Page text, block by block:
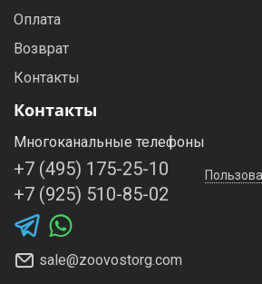
Оплата
Возврат
Контакты
Контакты
Многоканальные телефоны
+7 (495) 175-25-10
+7 (925) 510-85-02
sale@zoovostorg.com